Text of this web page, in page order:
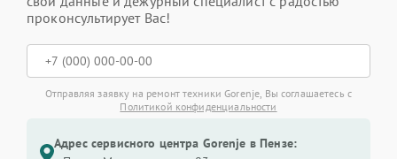
проконсультирует Вас!
Отправляя заявку на ремонт техники Gorenje, Вы соглашаетесь с
Политикой конфиденциальности
Адрес сервисного центра Gorenje в Пензе: